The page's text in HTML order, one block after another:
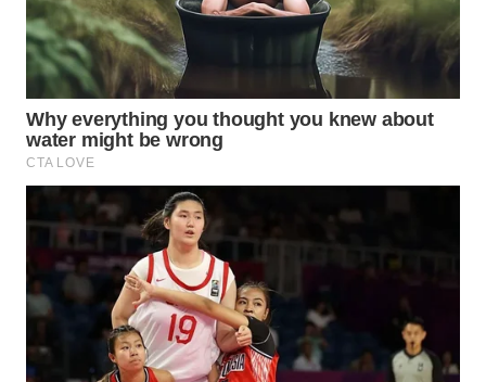
Wahana
Network
KONSUMEN
LISTRIK
MASYARAKAT
KELISTRIKAN
WALINKI
ID
MAWAKA